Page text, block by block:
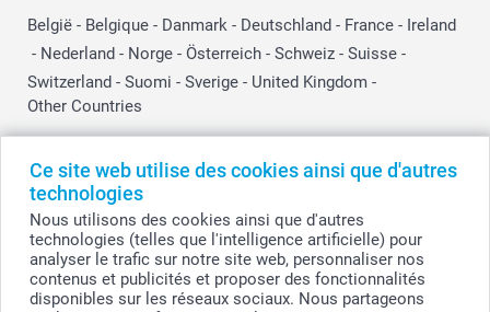
Ce site web utilise des cookies ainsi que d'autres
technologies
Nous utilisons des cookies ainsi que d'autres
technologies (telles que l'intelligence artificielle) pour
analyser le trafic sur notre site web, personnaliser nos
contenus et publicités et proposer des fonctionnalités
disponibles sur les réseaux sociaux. Nous partageons
België - Belgique - Danmark - Deutschland - France - Ireland
- Nederland - Norge - Österreich - Schweiz - Suisse -
Switzerland - Suomi - Sverige - United Kingdom -
Other Countries
© smartphoto group. Tous droits réservés
smartphoto group SA.
Siège social : Kwatrechtsteenweg 160, 9230 Wetteren, Belgique
Tous les prix sont en EURO (€), TVA incluse et hors frais de port.